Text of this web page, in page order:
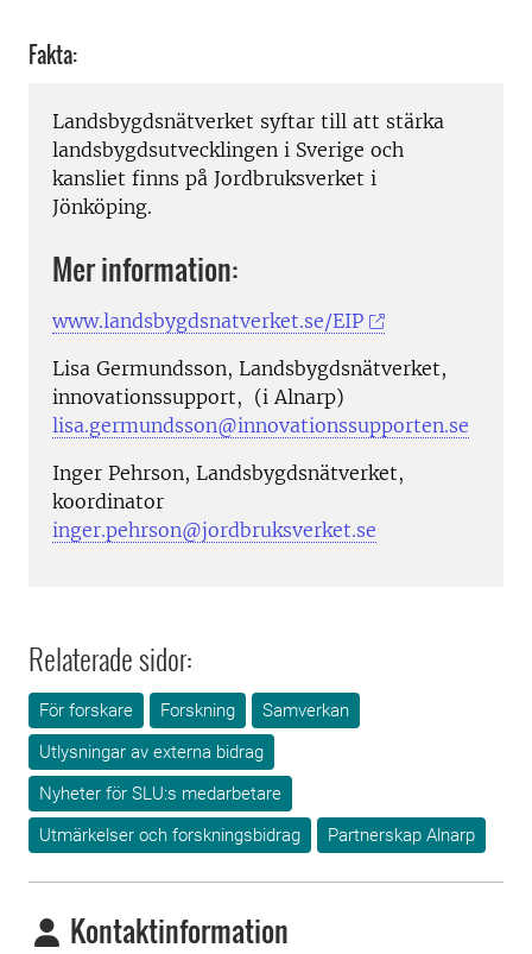
Fakta:
Landsbygdsnätverket syftar till att stärka
landsbygdsutvecklingen i Sverige och
kansliet finns på Jordbruksverket i
Jönköping.
Mer information:
www.landsbygdsnatverket.se/EIP
Lisa Germundsson, Landsbygdsnätverket,
innovationssupport, (i Alnarp)
lisa.germundsson@innovationssupporten.se
Inger Pehrson, Landsbygdsnätverket,
koordinator
inger.pehrson@jordbruksverket.se
Relaterade sidor:
För forskare Forskning
Samverkan
Utlysningar av externa bidrag
Nyheter för SLU:s medarbetare
Utmärkelser och forskningsbidrag
Partnerskap Alnarp
Kontaktinformation